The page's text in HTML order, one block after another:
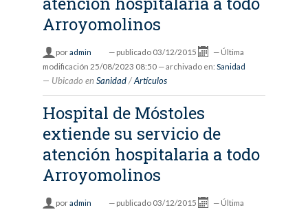
Arroyomolinos
poradmin — publicado 03/12/2015 — Última
modificación 25/08/2023 08:50 — archivado en: Sanidad
Ubicado en Sanidad /Artículos
Hospital de Móstoles
extiende su servicio de
atención hospitalaria a todo
Arroyomolinos
poradmin — publicado 03/12/2015 — Última